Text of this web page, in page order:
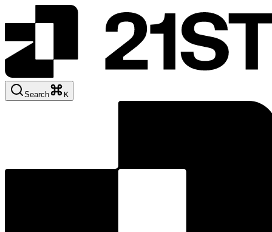
Search K